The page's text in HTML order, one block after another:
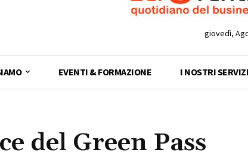
giovedì,
EVENTI & FORMAZIONE I NOSTRI SERVIZI
del Green Pass